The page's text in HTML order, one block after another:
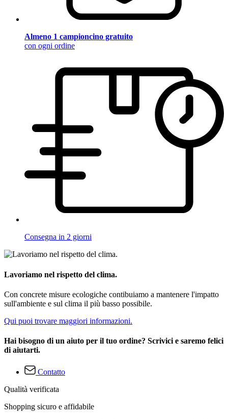
Almeno 1 campioncino gratuito
con ogni ordine
Consegna in 2 giorni
Lavoriamo nel rispetto del clima.
Con concrete misure ecologiche contibuiamo a mantenere l'impatto
sull'ambiente e sul clima il più basso possibile.
Qui puoi trovare maggiori informazioni.
Hai bisogno di un aiuto per il tuo ordine? Scrivici e saremo felici
di aiutarti.
Contatto
Qualità verificata
Shopping sicuro e affidabile